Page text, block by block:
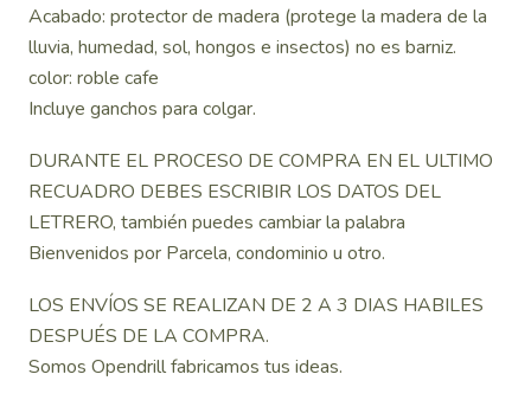
Acabado: protector de madera (protege la madera de la
lluvia, humedad, sol, hongos e insectos) no es barniz.
color: roble cafe
Incluye ganchos para colgar.
DURANTE EL PROCESO DE COMPRA EN EL ULTIMO
RECUADRO DEBES ESCRIBIR LOS DATOS DEL
LETRERO, también puedes cambiar la palabra
Bienvenidos por Parcela, condominio u otro.
LOS ENVÍOS SE REALIZAN DE 2 A 3 DIAS HABILES
DESPUÉS DE LA COMPRA.
Somos Opendrill fabricamos tus ideas.